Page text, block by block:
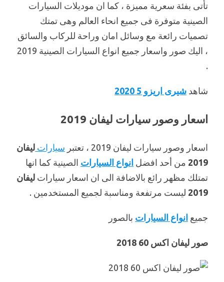
تأتى بفئة سعرية مميزة ، كما ان موديلات السيارات
الصينية متوفرة فى جميع انحاء العالم وهى تمتك
تصميات رائعة مع وسائل امان وراحة للركاب والسائق
، اليك صور واسعار جميع انواع السيارات الصينية 2019
.
شاهد شيرى اريزو 5 2020
اسعار وصور سيارات ليفان 2019
اسعار وصور سيارات ليفان 2019 ، تعتبر سيارات ليفان
2019 من أحد افضل انواع السيارات الصينية كما انها
تمتلك مظهر رائع بالاضافة الى ان اسعار سيارات ليفان
2019 ليست مرتفعة ومناسبة لجميع المستخدمين .
جميع انواع السيارات بالصور
صور ليفان اكس 60 2018